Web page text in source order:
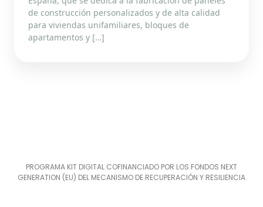
de construcción personalizados y de alta calidad
para viviendas unifamiliares, bloques de
apartamentos y […]
PROGRAMA KIT DIGITAL COFINANCIADO POR LOS FONDOS NEXT
GENERATION (EU) DEL MECANISMO DE RECUPERACIÓN Y RESILIENCIA